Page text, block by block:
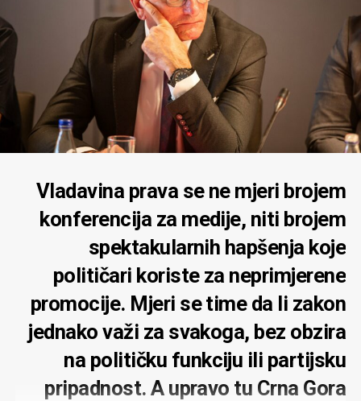
Vladavina prava se ne mjeri brojem
konferencija za medije, niti brojem
spektakularnih hapšenja koje
političari koriste za neprimjerene
promocije. Mjeri se time da li zakon
jednako važi za svakoga, bez obzira
na političku funkciju ili partijsku
pripadnost. A upravo tu Crna Gora